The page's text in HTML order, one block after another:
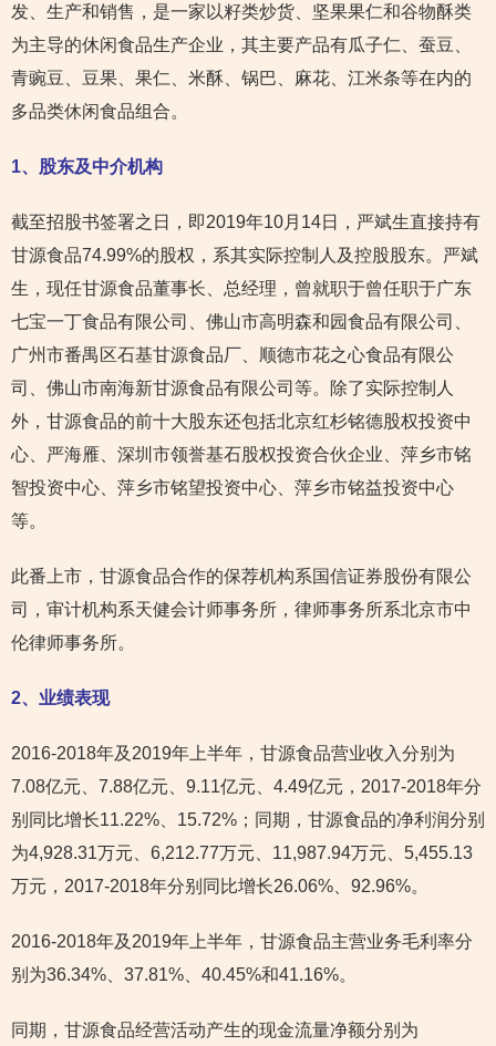
发、生产和销售，是一家以籽类炒货、坚果果仁和谷物酥类
为主导的休闲食品生产企业，其主要产品有瓜子仁、蚕豆、
青豌豆、豆果、果仁、米酥、锅巴、麻花、江米条等在内的
多品类休闲食品组合。
1、股东及中介机构
截至招股书签署之日，即2019年10月14日，严斌生直接持有
甘源食品74.99%的股权，系其实际控制人及控股股东。严斌
生，现任甘源食品董事长、总经理，曾就职于曾任职于广东
七宝一丁食品有限公司、佛山市高明森和园食品有限公司、
广州市番禺区石基甘源食品厂、顺德市花之心食品有限公
司、佛山市南海新甘源食品有限公司等。除了实际控制人
外，甘源食品的前十大股东还包括北京红杉铭德股权投资中
心、严海雁、深圳市领誉基石股权投资合伙企业、萍乡市铭
智投资中心、萍乡市铭望投资中心、萍乡市铭益投资中心
等。
此番上市，甘源食品合作的保荐机构系国信证券股份有限公
司，审计机构系天健会计师事务所，律师事务所系北京市中
伦律师事务所。
2、业绩表现
2016-2018年及2019年上半年，甘源食品营业收入分别为
7.08亿元、7.88亿元、9.11亿元、4.49亿元，2017-2018年分
别同比增长11.22%、15.72%；同期，甘源食品的净利润分别
为4,928.31万元、6,212.77万元、11,987.94万元、5,455.13
万元，2017-2018年分别同比增长26.06%、92.96%。
2016-2018年及2019年上半年，甘源食品主营业务毛利率分
别为36.34%、37.81%、40.45%和41.16%。
同期，甘源食品经营活动产生的现金流量净额分别为